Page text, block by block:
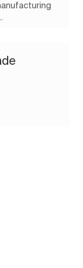
via LinkedIn
por